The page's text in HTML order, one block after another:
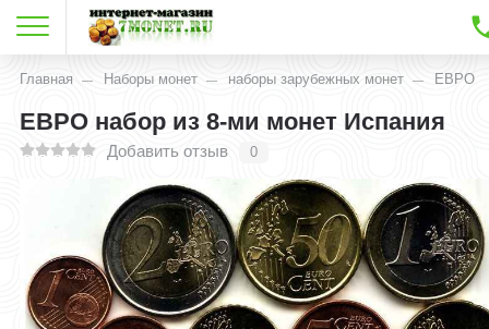
Главная Наборы монет наборы зарубежных монет ЕВРО
ЕВРО набор из 8-ми монет Испания
Добавить отзыв 0